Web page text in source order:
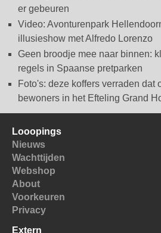
er gebeuren
Video: Avonturenpark
illusieshow met Alfredo Lorenzo
Geen broodje mee naar binnen:
regels in Spaanse pretparken
Foto's: deze koffers verraden dat
bewoners in het Efteling Grand
Looopings
Nieuws
Wachttijden
Webshop
About
Voorkeuren
Privacy
Extern